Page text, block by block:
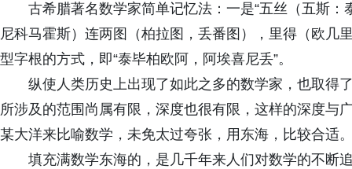
古希腊著名数学家简单记忆法：一是“五丝（五斯
尼科马霍斯）连两图（柏拉图，丢番图），里得（欧几
型字根的方式，即“泰毕柏欧阿，阿埃喜尼丢”。
纵使人类历史上出现了如此之多的数学家，也取得
所涉及的范围尚属有限，深度也很有限，这样的深度与
某大洋来比喻数学，未免太过夸张，用东海，比较合适
填充满数学东海的，是几千年来人们对数学的不断